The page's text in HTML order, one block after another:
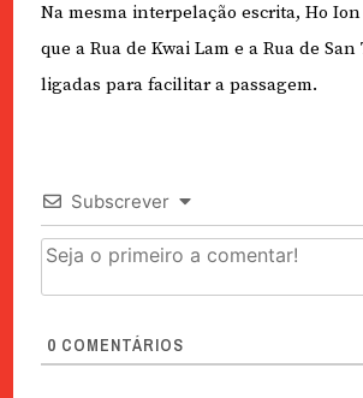
Na mesma interpelação escrita, Ho
que a Rua de Kwai Lam e a Rua de San
ligadas para facilitar a passagem.
Subscrever
0 COMENTÁRIOS